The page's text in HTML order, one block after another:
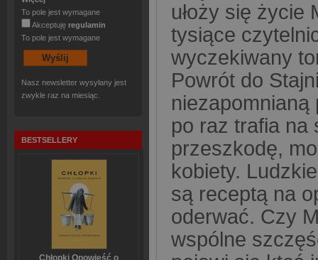
To pole jest wymagane
Akceptuję regulamin
To pole jest wymagane
Nasz newsletter wysyłany jest
zwykle raz na miesiąc.
BESTSELLERY
Chłopki Opowieść o
ułoży się życie
tysiące
wyczekiwany
Powrót do
po raz trafia na
przeszkodę,
kobiety.
są receptą na
oderwać. Czy
wspólne